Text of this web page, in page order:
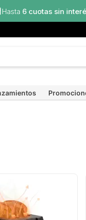
Hasta6 cuotas sin